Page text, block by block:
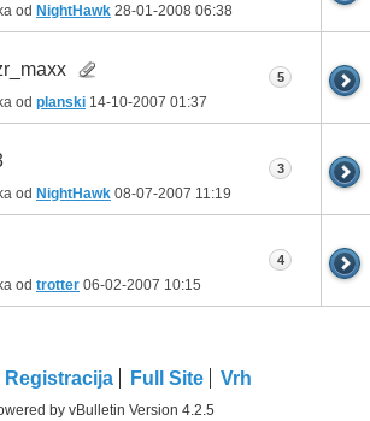
od NightHawk 28-01-2008 06:38
od planski 14-10-2007 01:37
5
od NightHawk 08-07-2007 11:19
3
od trotter 06-02-2007 10:15
4
Registracija Full Site Vrh
by vBulletin Version 4.2.5